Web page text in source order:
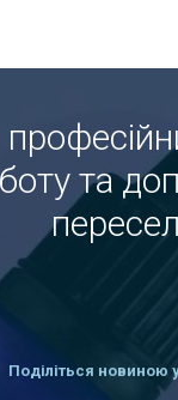
та
Поділіться новиною